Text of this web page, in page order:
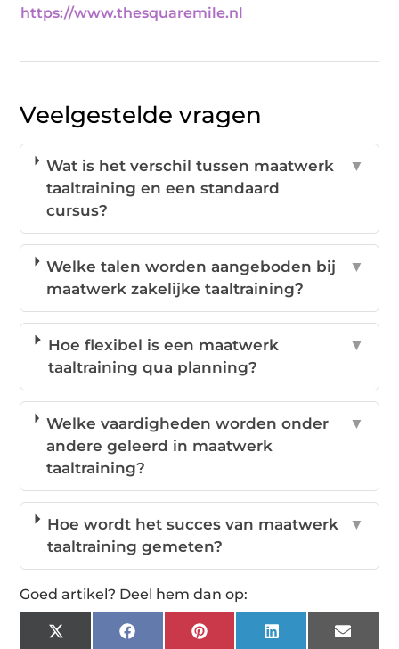
https://www.thesquaremile.nl
Veelgestelde vragen
Wat is het verschil tussen maatwerk
taaltraining en een standaard
cursus?
▼
Welke talen worden aangeboden bij
maatwerk zakelijke taaltraining?
▼
Hoe flexibel is een maatwerk
taaltraining qua planning?
▼
Welke vaardigheden worden onder
andere geleerd in maatwerk
taaltraining?
▼
Hoe wordt het succes van maatwerk
taaltraining gemeten?
▼
Goed artikel? Deel hem dan op:
X
FacebookPinterestLinkedInEmail